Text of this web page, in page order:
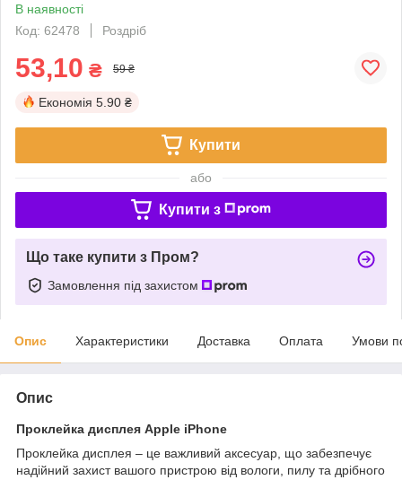
В наявності
Код: 62478
Роздріб
53,10 ₴ 59 ₴
Економія 5.90 ₴
Купити
або
Купити з
Що таке купити з Пром?
Замовлення під захистом
Опис Характеристики Доставка Оплата Умови
Опис
Проклейка дисплея Apple iPhone
Проклейка дисплея – це важливий аксесуар, що забезпечує
надійний захист вашого пристрою від вологи, пилу та дрібного